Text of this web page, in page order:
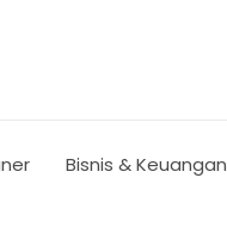
Bisnis & Keuangan